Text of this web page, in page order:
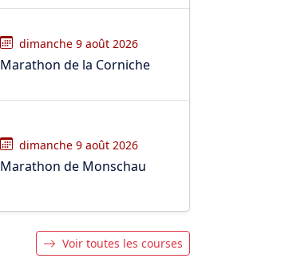
dimanche 9 août 2026
Marathon de la Corniche
dimanche 9 août 2026
Marathon de Monschau
Voir toutes les courses